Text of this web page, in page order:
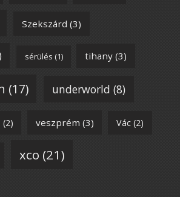
Szekszárd (3)
sérülés (1) tihany (3)
(17) underworld (8)
(2) veszprém (3) Vác (2)
xco (21)